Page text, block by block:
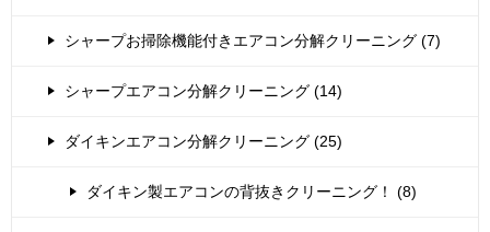
シャープお掃除機能付きエアコン分解クリーニング (7)
シャープエアコン分解クリーニング (14)
ダイキンエアコン分解クリーニング (25)
ダイキン製エアコンの背抜きクリーニング！ (8)